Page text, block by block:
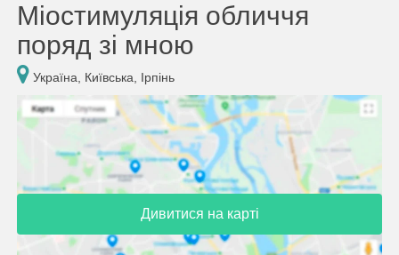
Міостимуляція обличчя
поряд зі мною
Україна, Київська, Ірпінь
Дивитися на карті